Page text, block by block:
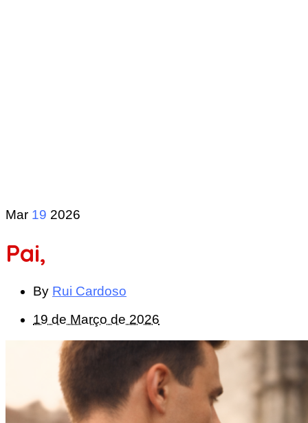
Mar 19 2026
Pai,
By Rui Cardoso
19 de Março de 2026